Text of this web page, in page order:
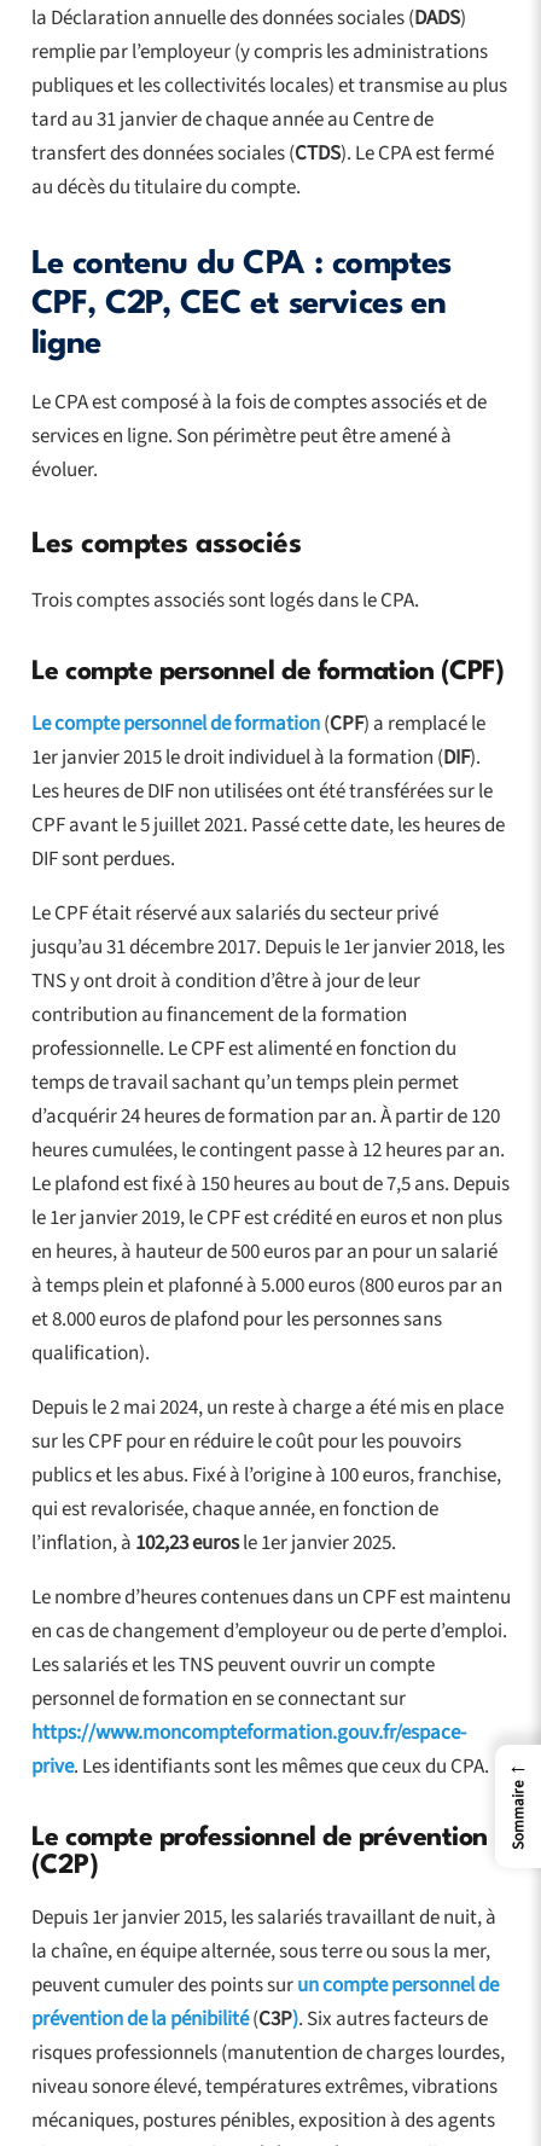
la Déclaration annuelle des données sociales (DADS)
remplie par l’employeur (y compris les administrations
publiques et les collectivités locales) et transmise au plus
tard au 31 janvier de chaque année au Centre de
transfert des données sociales (CTDS). Le CPA est fermé
au décès du titulaire du compte.
Le contenu du CPA : comptes
CPF, C2P, CEC et services en
ligne
Le CPA est composé à la fois de comptes associés et de
services en ligne. Son périmètre peut être amené à
évoluer.
Les comptes associés
Trois comptes associés sont logés dans le CPA.
Le compte personnel de formation (CPF)
Le compte personnel de formation(CPF) a remplacé le
1er janvier 2015 le droit individuel à la formation (DIF).
Les heures de DIF non utilisées ont été transférées sur le
CPF avant le 5 juillet 2021. Passé cette date, les heures de
DIF sont perdues.
Le CPF était réservé aux salariés du secteur privé
jusqu’au 31 décembre 2017. Depuis le 1er janvier 2018, les
TNS y ont droit à condition d’être à jour de leur
contribution au financement de la formation
professionnelle. Le CPF est alimenté en fonction du
temps de travail sachant qu’un temps plein permet
d’acquérir 24 heures de formation par an. À partir de 120
heures cumulées, le contingent passe à 12 heures par an.
Le plafond est fixé à 150 heures au bout de 7,5 ans. Depuis
le 1er janvier 2019, le CPF est crédité en euros et non plus
en heures, à hauteur de 500 euros par an pour un salarié
à temps plein et plafonné à 5.000 euros (800 euros par an
et 8.000 euros de plafond pour les personnes sans
qualification).
Depuis le 2 mai 2024, un reste à charge a été mis en place
sur les CPF pour en réduire le coût pour les pouvoirs
publics et les abus. Fixé à l’origine à 100 euros, franchise,
qui est revalorisée, chaque année, en fonction de
l’inflation, à 102,23 eurosle 1er janvier 2025.
Le nombre d’heures contenues dans un CPF est maintenu
en cas de changement d’employeur ou de perte d’emploi.
Les salariés et les TNS peuvent ouvrir un compte
personnel de formation en se connectant sur
https://www.moncompteformation.gouv.fr/espace-
prive. Les identifiants sont les mêmes que ceux du CPA.
Le compte professionnel de prévention
(C2P)
Depuis 1er janvier 2015, les salariés travaillant de nuit, à
la chaîne, en équipe alternée, sous terre ou sous la mer,
peuvent cumuler des points surun compte personnel de
prévention de la pénibilité(C3P). Six autres facteurs de
risques professionnels (manutention de charges lourdes,
niveau sonore élevé, températures extrêmes, vibrations
mécaniques, postures pénibles, exposition à des agents
←
Sommaire